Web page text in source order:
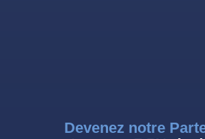
Devenez notre